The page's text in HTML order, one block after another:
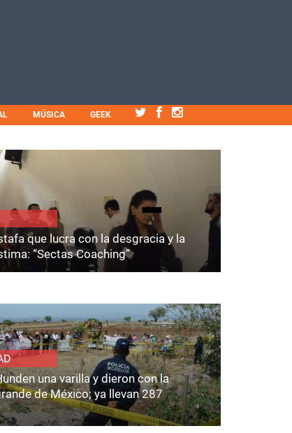
MÚSICA GEEK
que lucra con la desgracia y la
“Sectas Coaching”
una varilla y dieron con la
de México; ya llevan 287